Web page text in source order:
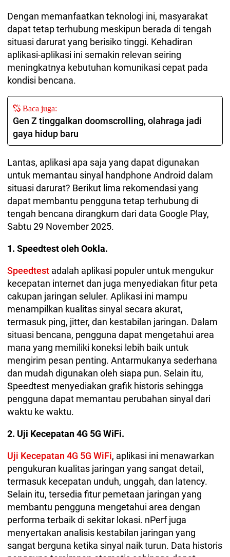
Dengan memanfaatkan teknologi ini, masyarakat
dapat tetap terhubung meskipun berada di tengah
situasi darurat yang berisiko tinggi. Kehadiran
aplikasi-aplikasi ini semakin relevan seiring
meningkatnya kebutuhan komunikasi cepat pada
kondisi bencana.
Baca juga:
Gen Z tinggalkan doomscrolling, olahraga jadi
gaya hidup baru
Lantas, aplikasi apa saja yang dapat digunakan
untuk memantau sinyal handphone Android dalam
situasi darurat? Berikut lima rekomendasi yang
dapat membantu pengguna tetap terhubung di
tengah bencana dirangkum dari data Google Play,
Sabtu 29 November 2025.
1. Speedtest oleh Ookla.
Speedtest adalah aplikasi populer untuk mengukur
kecepatan internet dan juga menyediakan fitur peta
cakupan jaringan seluler. Aplikasi ini mampu
menampilkan kualitas sinyal secara akurat,
termasuk ping, jitter, dan kestabilan jaringan. Dalam
situasi bencana, pengguna dapat mengetahui area
mana yang memiliki koneksi lebih baik untuk
mengirim pesan penting. Antarmukanya sederhana
dan mudah digunakan oleh siapa pun. Selain itu,
Speedtest menyediakan grafik historis sehingga
pengguna dapat memantau perubahan sinyal dari
waktu ke waktu.
2. Uji Kecepatan 4G 5G WiFi.
Uji Kecepatan 4G 5G WiFi, aplikasi ini menawarkan
pengukuran kualitas jaringan yang sangat detail,
termasuk kecepatan unduh, unggah, dan latency.
Selain itu, tersedia fitur pemetaan jaringan yang
membantu pengguna mengetahui area dengan
performa terbaik di sekitar lokasi. nPerf juga
menyertakan analisis kestabilan jaringan yang
sangat berguna ketika sinyal naik turun. Data historis